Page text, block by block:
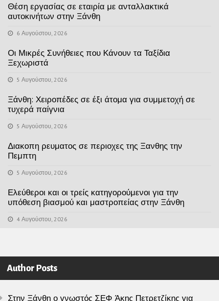
Θέση εργασίας σε εταιρία με ανταλλακτικά
αυτοκινήτων στην Ξάνθη
6 Αυγούστου, 2026
Οι Μικρές Συνήθειες που Κάνουν τα Ταξίδια
Ξεχωριστά
5 Αυγούστου, 2026
Ξάνθη: Χειροπέδες σε έξι άτομα για συμμετοχή σε
τυχερά παίγνια
5 Αυγούστου, 2026
Διακοπη ρευματος σε περιοχες της Ξανθης την
Πεμπτη
5 Αυγούστου, 2026
Ελεύθεροι και οι τρείς κατηγορούμενοι για την
υπόθεση βιασμού και μαστροπείας στην Ξάνθη
4 Αυγούστου, 2026
Author Posts
Στην Ξάνθη ο γνωστός ΣΕΦ Άκης Πετρετζίκης για